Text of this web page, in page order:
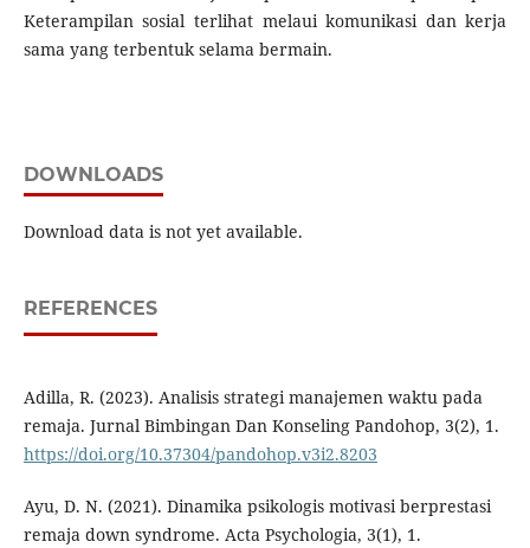
Keterampilan sosial terlihat melaui komunikasi dan kerja
sama yang terbentuk selama bermain.
DOWNLOADS
Download data is not yet available.
REFERENCES
Adilla, R. (2023). Analisis strategi manajemen waktu pada
remaja. Jurnal Bimbingan Dan Konseling Pandohop, 3(2), 1.
https://doi.org/10.37304/pandohop.v3i2.8203
Ayu, D. N. (2021). Dinamika psikologis motivasi berprestasi
remaja down syndrome. Acta Psychologia, 3(1), 1.